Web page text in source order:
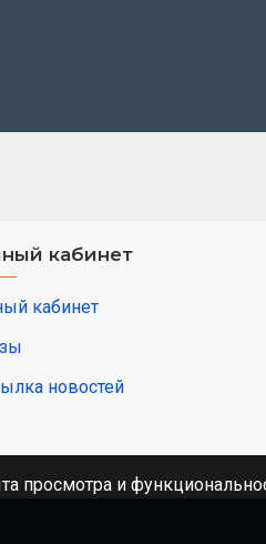
кабинет
кабинет
новостей
и